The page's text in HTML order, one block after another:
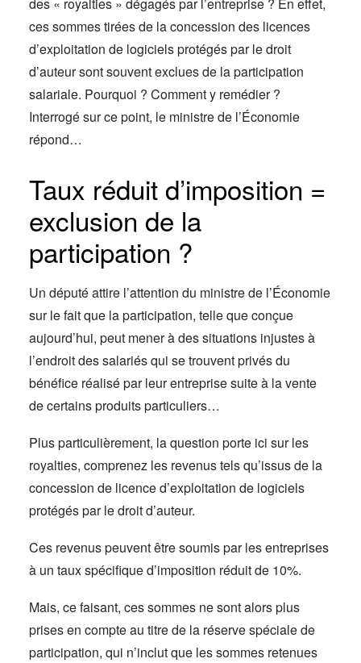
ces sommes tirées de la concession des licences
d’exploitation de logiciels protégés par le droit
d’auteur sont souvent exclues de la participation
salariale. Pourquoi ? Comment y remédier ?
Interrogé sur ce point, le ministre de l’Économie
répond…
Taux réduit d’imposition =
exclusion de la
participation ?
Un député attire l’attention du ministre de l’Économie
sur le fait que la participation, telle que conçue
aujourd’hui, peut mener à des situations injustes à
l’endroit des salariés qui se trouvent privés du
bénéfice réalisé par leur entreprise suite à la vente
de certains produits particuliers…
Plus particulièrement, la question porte ici sur les
royalties, comprenez les revenus tels qu’issus de la
concession de licence d’exploitation de logiciels
protégés par le droit d’auteur.
Ces revenus peuvent être soumis par les entreprises
à un taux spécifique d’imposition réduit de 10%.
Mais, ce faisant, ces sommes ne sont alors plus
prises en compte au titre de la réserve spéciale de
participation, qui n’inclut que les sommes retenues